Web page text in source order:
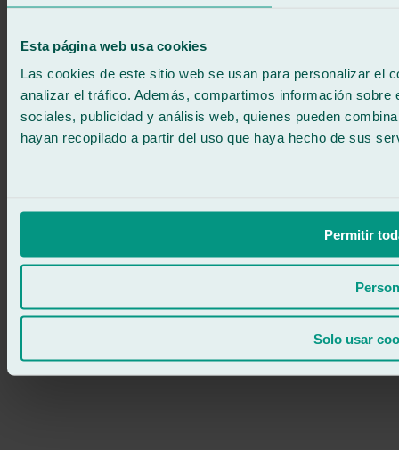
Esta página web usa cookies
Las cookies de este sitio web se usan para personalizar el
analizar el tráfico. Además, compartimos información
sociales, publicidad y análisis web, quienes pueden
hayan recopilado a partir del uso que haya hecho de sus
Permitir
Solo usar
671 015 121
900 333 733
ATENCIÓN 24/7